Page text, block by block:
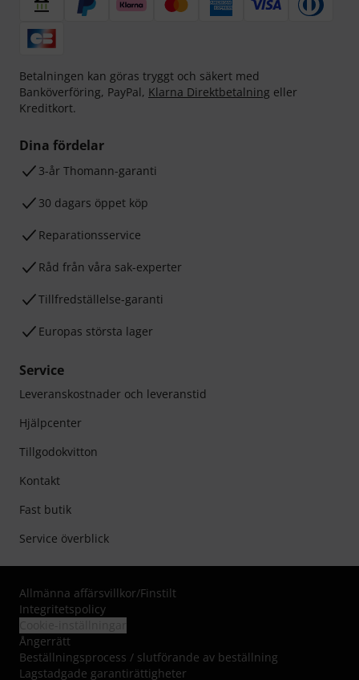
Betalningen kan göras tryggt och säkert med
Banköverföring, PayPal, Klarna Direktbetalning eller
Kreditkort.
Dina fördelar
3-år Thomann-garanti
30 dagars öppet köp
Reparationsservice
Råd från våra sak-experter
Tillfredställelse-garanti
Europas största lager
Service
Leveranskostnader och leveranstid
Hjälpcenter
Tillgodokvitton
Kontakt
Fast butik
Service överblick
Allmänna affärsvillkor/Finstilt
Integritetspolicy
Ångerrätt
Beställningsprocess / slutförande av beställning
Lagstadgade garantirättigheter